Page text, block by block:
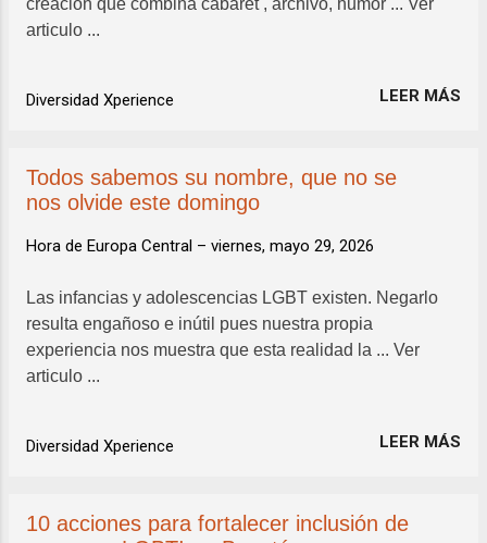
creación que combina cabaret , archivo, humor ... Ver
articulo ...
Diversidad Xperience LEER MÁS
Todos sabemos su nombre, que no se
nos olvide este domingo
Hora de Europa Central – viernes, mayo 29, 2026
Las infancias y adolescencias LGBT existen. Negarlo
resulta engañoso e inútil pues nuestra propia
experiencia nos muestra que esta realidad la ... Ver
articulo ...
Diversidad Xperience LEER MÁS
10 acciones para fortalecer inclusión de